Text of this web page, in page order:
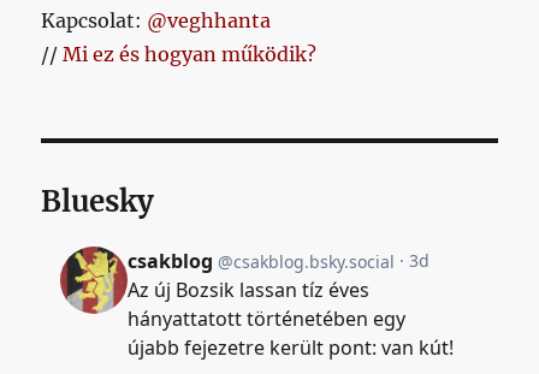
Kapcsolat: @veghhanta
//Mi ez és hogyan működik?
Bluesky